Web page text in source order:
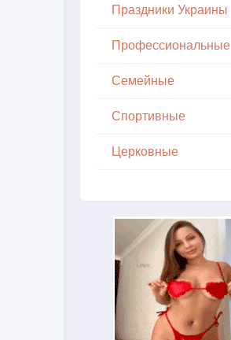
Праздники Украины
Профессиональные
Семейные
Спортивные
Церковные